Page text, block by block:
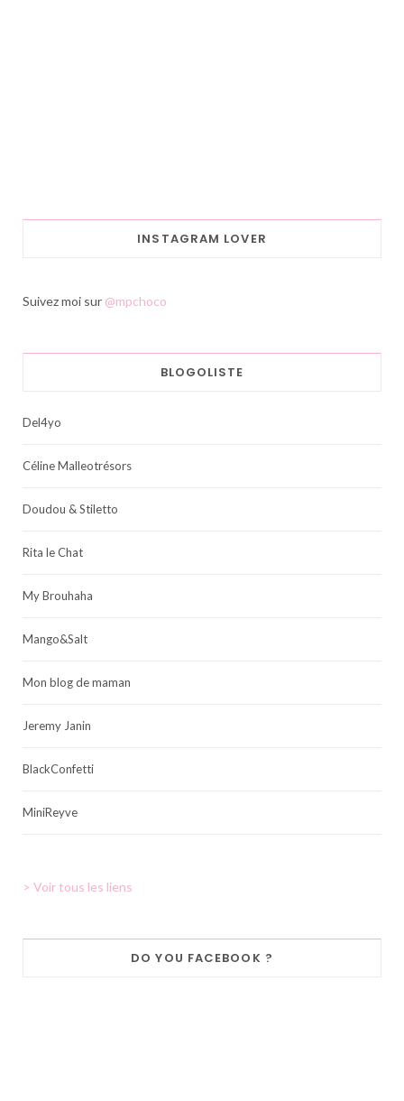
INSTAGRAM LOVER
Suivez moi sur @mpchoco
BLOGOLISTE
Del4yo
Céline Malleotrésors
Doudou & Stiletto
Rita le Chat
My Brouhaha
Mango&Salt
Mon blog de maman
Jeremy Janin
BlackConfetti
MiniReyve
> Voir tous les liens
DO YOU FACEBOOK ?